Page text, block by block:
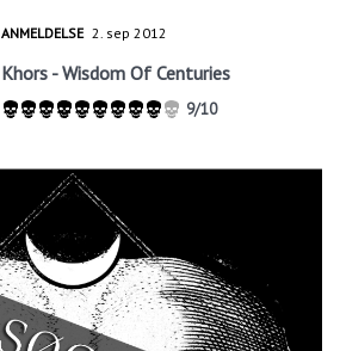
ANMELDELSE 2. sep 2012
Khors - Wisdom Of Centuries
9/10